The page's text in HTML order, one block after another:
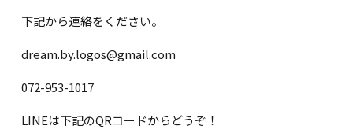
下記から連絡をください。
dream.by.logos@gmail.com
072-953-1017
LINEは下記のQRコードからどうぞ！